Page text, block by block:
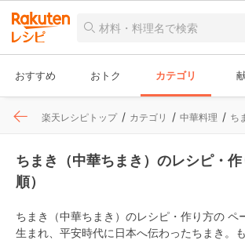
おすすめ おトク カテゴリ
楽天レシピトップ カテゴリ 中華料理 ち
ちまき（中華ちまき）のレシピ・
順）
ちまき（中華ちまき）のレシピ・作り方の ペ
生まれ、平安時代に日本へ伝わったちまき。